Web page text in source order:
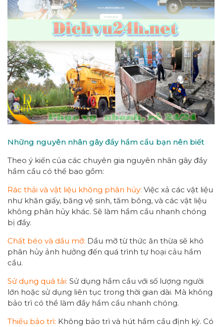
Những nguyên nhân gây đầy hầm cầu bạn nên biết
Theo ý kiến của các chuyên gia nguyên nhân gây đầy
hầm cầu có thể bao gồm:
Rác thải và vật liệu không phân hủy: Việc xả các vật liệu
như khăn giấy, băng vệ sinh, tăm bông, và các vật liệu
không phân hủy khác. Sẽ làm hầm cầu nhanh chóng
bị đầy.
Chất béo và dầu mỡ: Dầu mỡ từ thức ăn thừa sẽ khó
phân hủy ảnh hưởng đến quá trình tự hoại cảu hầm
cầu.
Sử dụng quá tải: Sử dụng hầm cầu với số lượng người
lớn hoặc sử dụng liên tục trong thời gian dài. Mà không
bảo trì có thể làm đầy hầm cầu nhanh chóng.
Thiếu bảo trì: Không bảo trì và hút hầm cầu định kỳ. Có